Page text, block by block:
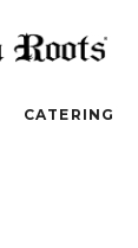
CATERING